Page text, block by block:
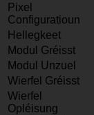
Pixel
Configuratioun
Hellegkeet
Modul Gréisst
Modul Unzuel
Wierfel Gréisst
Wierfel
Opléisung